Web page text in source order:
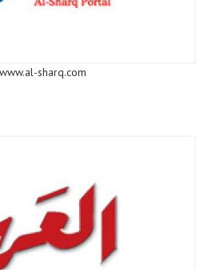
sharq.com